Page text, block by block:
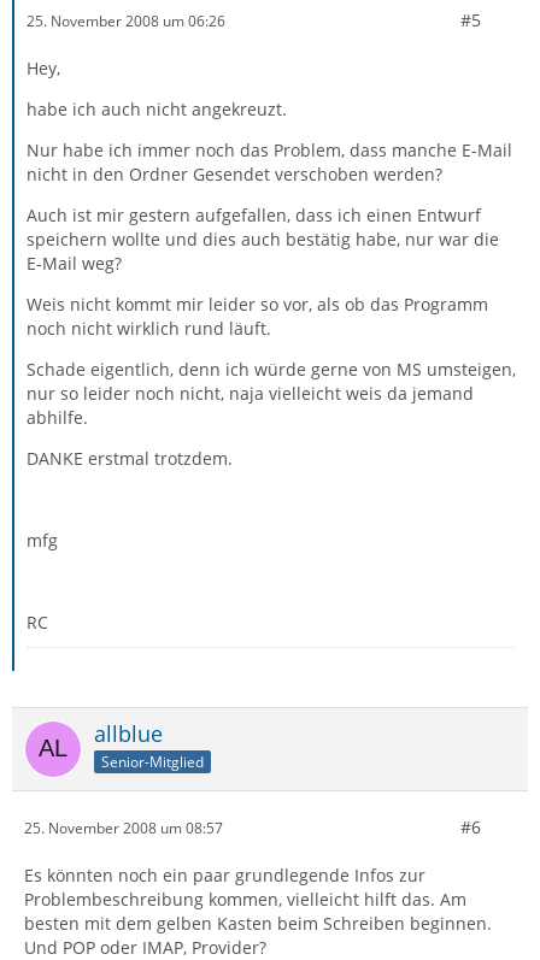
25. November 2008 um 06:26 #5
Hey,
habe ich auch nicht angekreuzt.
Nur habe ich immer noch das Problem, dass manche E-Mail
nicht in den Ordner Gesendet verschoben werden?
Auch ist mir gestern aufgefallen, dass ich einen Entwurf
speichern wollte und dies auch bestätig habe, nur war die
E-Mail weg?
Weis nicht kommt mir leider so vor, als ob das Programm
noch nicht wirklich rund läuft.
Schade eigentlich, denn ich würde gerne von MS umsteigen,
nur so leider noch nicht, naja vielleicht weis da jemand
abhilfe.
DANKE erstmal trotzdem.
mfg
RC
allblue
Senior-Mitglied
25. November 2008 um 08:57 #6
Es könnten noch ein paar grundlegende Infos zur
Problembeschreibung kommen, vielleicht hilft das. Am
besten mit dem gelben Kasten beim Schreiben beginnen.
Und POP oder IMAP, Provider?